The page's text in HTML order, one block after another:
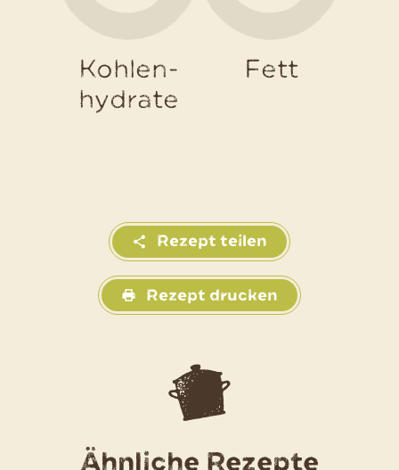
Kohlen-
hydrate
Fett
Rezept teilen
Rezept drucken
Ähnliche Rezepte